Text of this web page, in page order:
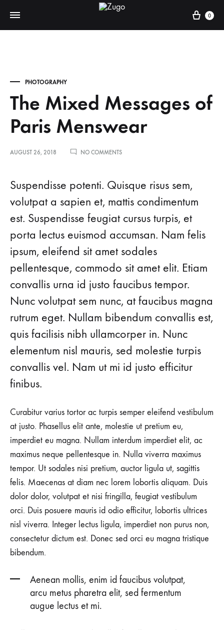
Cart
0
PHOTOGRAPHY
The Mixed Messages of
Paris Menswear
AUGUST 26, 2018 NO COMMENTSON
OF
PARIS
MENSWEAR
Suspendisse potenti. Quisque risus sem,
volutpat a sapien et, mattis condimentum
est. Suspendisse feugiat cursus turpis, et
porta lectus euismod accumsan. Nam felis
ipsum, eleifend sit amet sodales
pellentesque, commodo sit amet elit. Etiam
convallis urna id justo faucibus tempor.
Nunc volutpat sem nunc, at faucibus magna
rutrum eget. Nullam bibendum convallis est,
quis facilisis nibh ullamcorper in. Nunc
elementum nisl mauris, sed molestie turpis
convallis vel. Nam ut mi id justo efficitur
finibus.
Curabitur varius tortor ac turpis semper eleifend vestibulum
at justo. Phasellus elit ante, molestie ut pretium eu,
imperdiet eu magna. Nullam interdum imperdiet elit, ac
maximus neque pellentesque in. Nulla viverra maximus
tempor. Ut sodales nisi pretium, auctor ligula ut, sagittis
felis. Maecenas at diam nec lorem lobortis aliquam. Duis
dolor dolor, volutpat et nisi fringilla, feugiat vestibulum
orci. Duis posuere mauris id odio efficitur, lobortis ultrices
nisl viverra. Integer lectus ligula, imperdiet non purus non,
consectetur dictum est. Donec sed orci eu magna tristique
bibendum.
Aenean mollis, enim id faucibus volutpat,
arcu metus pharetra elit, sed fermentum
augue lectus et mi.